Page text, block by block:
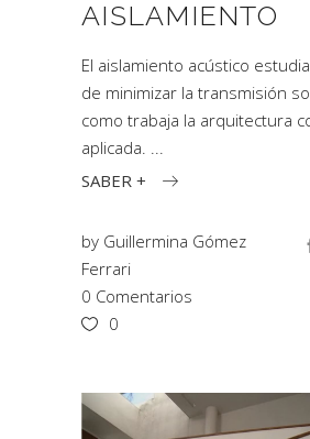
AISLAMIENTO
El aislamiento acústico
de minimizar la transmisión
como trabaja la arquitectura
aplicada.
SABER +
by Guillermina Gómez
Ferrari
0 Comentarios
0